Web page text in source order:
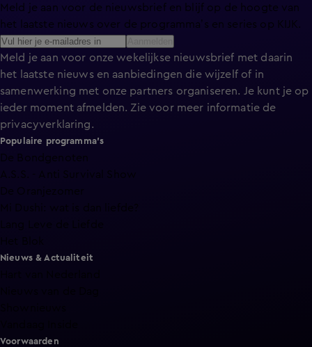
Meld je aan voor de nieuwsbrief en blijf op de hoogte van
het laatste nieuws over de programma’s en series op KIJK.
Meld je aan voor onze wekelijkse nieuwsbrief met daarin
het laatste nieuws en aanbiedingen die wijzelf of in
samenwerking met onze partners organiseren. Je kunt je op
ieder moment afmelden. Zie voor meer informatie de
privacyverklaring.
Populaire programma's
De Bondgenoten
A.S.S. - Anti Survival Show
De Oranjezomer
Mi Dushi: wat is dan liefde?
Nieuws & Actualiteit
Voorwaarden